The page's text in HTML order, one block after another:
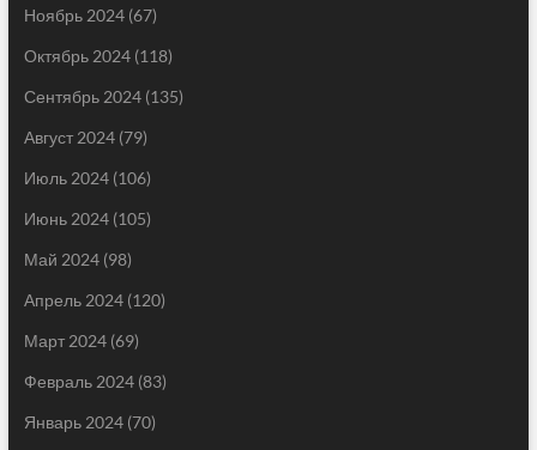
Ноябрь 2024(67)
Октябрь 2024(118)
Сентябрь 2024(135)
Август 2024(79)
Июль 2024(106)
Июнь 2024(105)
Май 2024(98)
Апрель 2024(120)
Март 2024(69)
Февраль 2024(83)
Январь 2024(70)